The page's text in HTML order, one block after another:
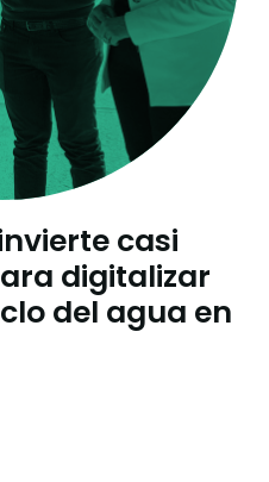
casi
digitalizar
del agua en